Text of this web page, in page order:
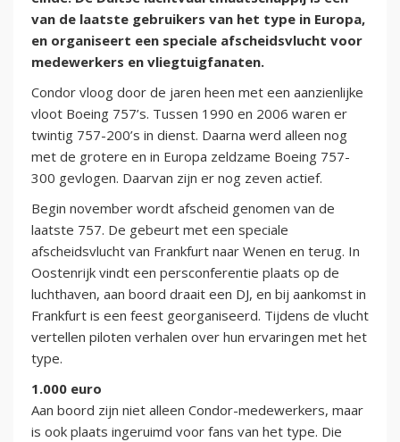
van de laatste gebruikers van het type in Europa,
en organiseert een speciale afscheidsvlucht voor
medewerkers en vliegtuigfanaten.
Condor vloog door de jaren heen met een aanzienlijke
vloot Boeing 757’s. Tussen 1990 en 2006 waren er
twintig 757-200’s in dienst. Daarna werd alleen nog
met de grotere en in Europa zeldzame Boeing 757-
300 gevlogen. Daarvan zijn er nog zeven actief.
Begin november wordt afscheid genomen van de
laatste 757. De gebeurt met een speciale
afscheidsvlucht van Frankfurt naar Wenen en terug. In
Oostenrijk vindt een persconferentie plaats op de
luchthaven, aan boord draait een DJ, en bij aankomst in
Frankfurt is een feest georganiseerd. Tijdens de vlucht
vertellen piloten verhalen over hun ervaringen met het
type.
1.000 euro
Aan boord zijn niet alleen Condor-medewerkers, maar
is ook plaats ingeruimd voor fans van het type. Die